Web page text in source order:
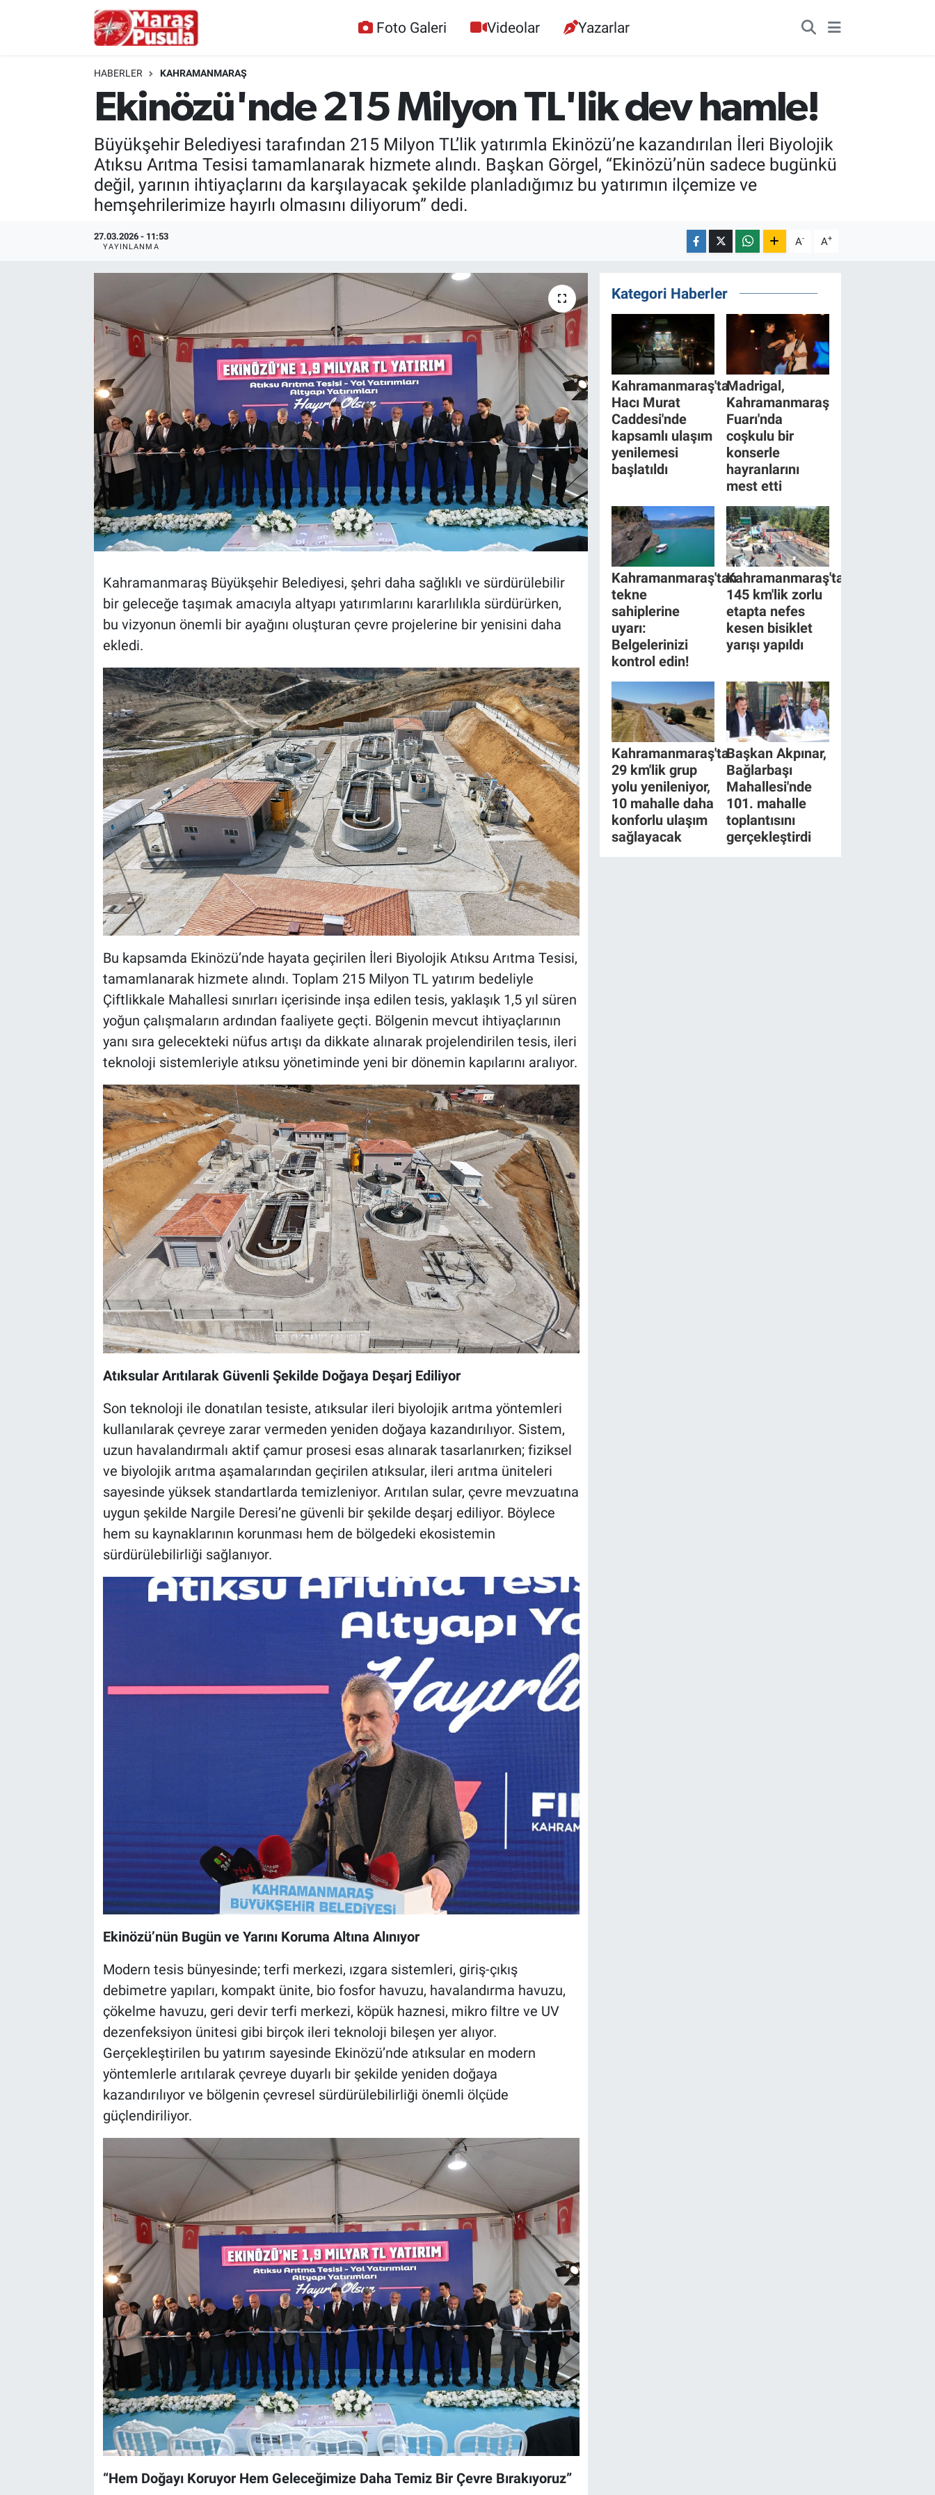
Foto Galeri Videolar Yazarlar
HABERLER KAHRAMANMARAŞ
Ekinözü'nde 215 Milyon TL'lik dev hamle!
Büyükşehir Belediyesi tarafından 215 Milyon TL’lik yatırımla Ekinözü’ne kazandırılan İleri Biyolojik
Atıksu Arıtma Tesisi tamamlanarak hizmete alındı. Başkan Görgel, “Ekinözü’nün sadece bugünkü
değil, yarının ihtiyaçlarını da karşılayacak şekilde planladığımız bu yatırımın ilçemize ve
hemşehrilerimize hayırlı olmasını diliyorum” dedi.
27.03.2026 - 11:53
YAYINLANMA A- A+
Kahramanmaraş Büyükşehir Belediyesi, şehri daha sağlıklı ve sürdürülebilir
bir geleceğe taşımak amacıyla altyapı yatırımlarını kararlılıkla sürdürürken,
bu vizyonun önemli bir ayağını oluşturan çevre projelerine bir yenisini daha
ekledi.
Bu kapsamda Ekinözü’nde hayata geçirilen İleri Biyolojik Atıksu Arıtma Tesisi,
tamamlanarak hizmete alındı. Toplam 215 Milyon TL yatırım bedeliyle
Çiftlikkale Mahallesi sınırları içerisinde inşa edilen tesis, yaklaşık 1,5 yıl süren
yoğun çalışmaların ardından faaliyete geçti. Bölgenin mevcut ihtiyaçlarının
yanı sıra gelecekteki nüfus artışı da dikkate alınarak projelendirilen tesis, ileri
teknoloji sistemleriyle atıksu yönetiminde yeni bir dönemin kapılarını aralıyor.
Atıksular Arıtılarak Güvenli Şekilde Doğaya Deşarj Ediliyor
Son teknoloji ile donatılan tesiste, atıksular ileri biyolojik arıtma yöntemleri
kullanılarak çevreye zarar vermeden yeniden doğaya kazandırılıyor. Sistem,
uzun havalandırmalı aktif çamur prosesi esas alınarak tasarlanırken; fiziksel
ve biyolojik arıtma aşamalarından geçirilen atıksular, ileri arıtma üniteleri
sayesinde yüksek standartlarda temizleniyor. Arıtılan sular, çevre mevzuatına
uygun şekilde Nargile Deresi’ne güvenli bir şekilde deşarj ediliyor. Böylece
hem su kaynaklarının korunması hem de bölgedeki ekosistemin
sürdürülebilirliği sağlanıyor.
Ekinözü’nün Bugün ve Yarını Koruma Altına Alınıyor
Modern tesis bünyesinde; terfi merkezi, ızgara sistemleri, giriş-çıkış
debimetre yapıları, kompakt ünite, bio fosfor havuzu, havalandırma havuzu,
çökelme havuzu, geri devir terfi merkezi, köpük haznesi, mikro filtre ve UV
dezenfeksiyon ünitesi gibi birçok ileri teknoloji bileşen yer alıyor.
Gerçekleştirilen bu yatırım sayesinde Ekinözü’nde atıksular en modern
yöntemlerle arıtılarak çevreye duyarlı bir şekilde yeniden doğaya
kazandırılıyor ve bölgenin çevresel sürdürülebilirliği önemli ölçüde
güçlendiriliyor.
“Hem Doğayı Koruyor Hem Geleceğimize Daha Temiz Bir Çevre Bırakıyoruz”
Kategori Haberler
Kahramanmaraş'ta
Hacı Murat
Caddesi'nde
kapsamlı ulaşım
yenilemesi
başlatıldı
Madrigal,
Kahramanmaraş
Fuarı'nda
coşkulu bir
konserle
hayranlarını
mest etti
Kahramanmaraş'tan
tekne
sahiplerine
uyarı:
Belgelerinizi
kontrol edin!
Kahramanmaraş'ta
145 km'lik zorlu
etapta nefes
kesen bisiklet
yarışı yapıldı
Kahramanmaraş'ta
29 km'lik grup
yolu yenileniyor,
10 mahalle daha
konforlu ulaşım
sağlayacak
Başkan Akpınar,
Bağlarbaşı
Mahallesi'nde
101. mahalle
toplantısını
gerçekleştirdi
TEKNOLOJİ
Bilim, Teknoloji
HABERDE İNSAN
İstanbul Hava Durumu
İstanbul Namaz Vakitleri
İstanbul Trafik Yoğunluk Haritası
Süper Lig Puan Durumu ve Fikstür
Tüm Manşetler